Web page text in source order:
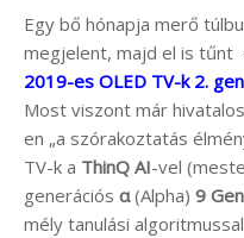
Egy bő hónapja merő
megjelent, majd el is tűnt
2019-es OLED TV-k 2.
Most viszont már
en „a szórakoztatás
TV-k a ThinQ AI-vel
generációs α(Alpha) 9
mély tanulási